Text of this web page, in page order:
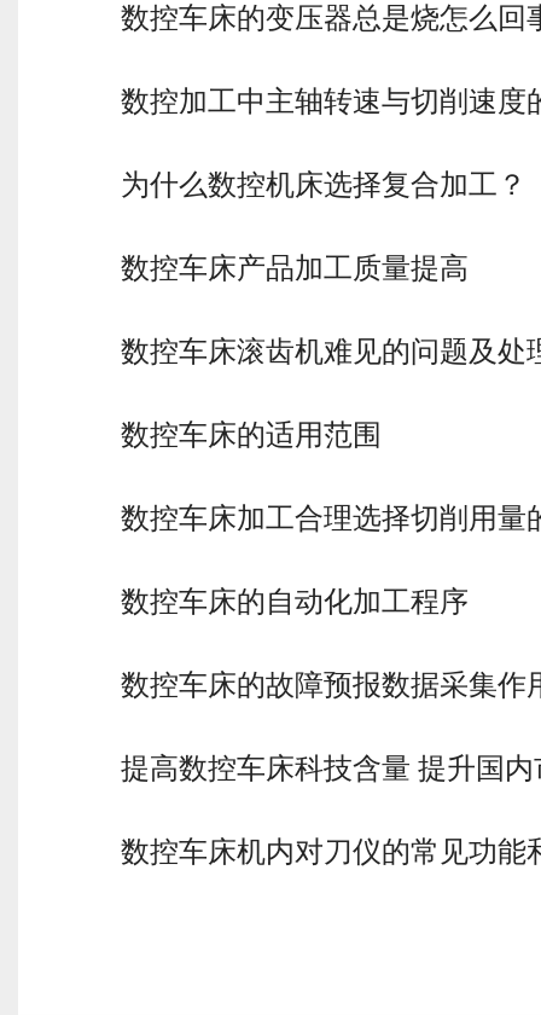
数控车床的变压器总是烧怎么
数控加工中主轴转速与切削速
为什么数控机床选择复合加工？
数控车床产品加工质量提高
数控车床滚齿机难见的问题及
数控车床的适用范围
数控车床加工合理选择切削用
数控车床的自动化加工程序
数控车床的故障预报数据采集
提高数控车床科技含量 提升国
数控车床机内对刀仪的常见功